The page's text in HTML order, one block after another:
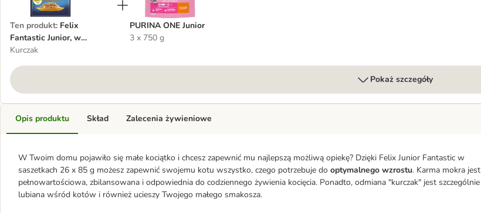
Ten produkt: Felix
Fantastic Junior, w
saszetkach, 26 x 85 g
Kurczak
PURINA ONE Junior
3 x 750 g
Pokaż szczegóły
Opis produktu
W Twoim domu pojawiło się małe kociątko i chcesz zapewnić mu najlepszą możliwą opiekę? Dzięki Felix Junior Fantastic w
saszetkach 26 x 85 g możesz zapewnić swojemu kotu wszystko, czego potrzebuje do optymalnego wzrostu. Karma mokra jest
pełnowartościowa, zbilansowana i odpowiednia do codziennego żywienia kocięcia. Ponadto, odmiana "kurczak" jest szczególnie
lubiana wśród kotów i również ucieszy Twojego małego smakosza.
Skład Zalecenia żywieniowe